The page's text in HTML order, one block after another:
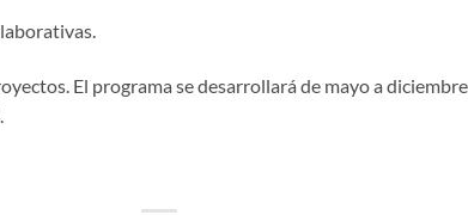
El programa se desarrollará de mayo a